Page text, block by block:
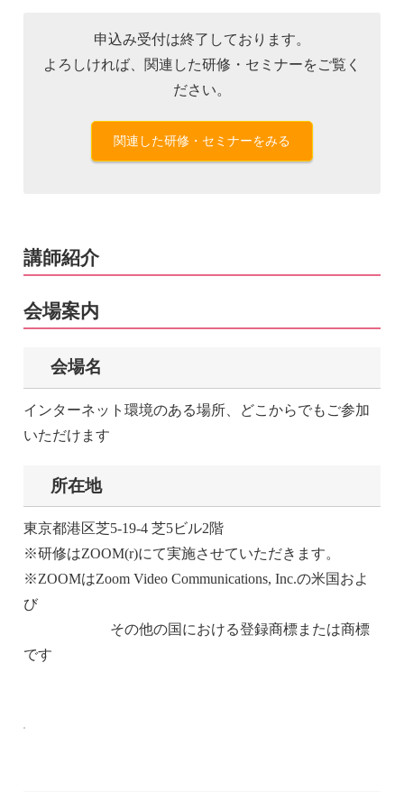
申込み受付は終了しております。
よろしければ、関連した研修・セミナーをご覧く
ださい。
関連した研修・セミナーをみる
講師紹介
会場案内
会場名
インターネット環境のある場所、どこからでもご参加
いただけます
所在地
東京都港区芝5-19-4 芝5ビル2階
※研修はZOOM(r)にて実施させていただきます。
※ZOOMはZoom Video Communications, Inc.の米国およ
び
その他の国における登録商標または商標
です